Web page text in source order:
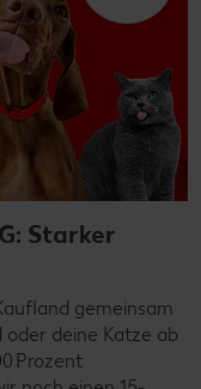
Starker
gemeinsam
deine Katze ab
Prozent